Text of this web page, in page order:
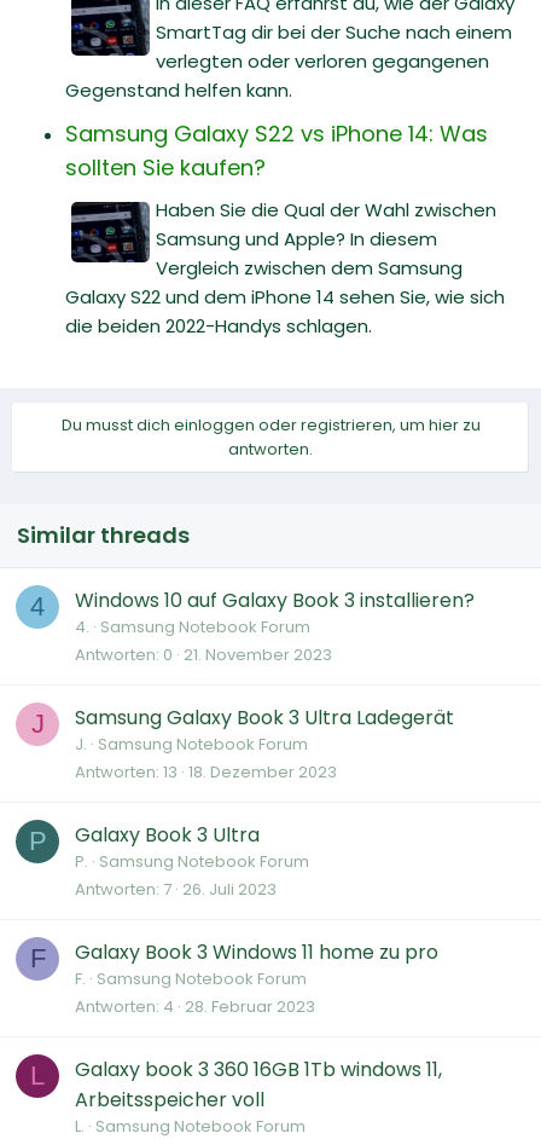
SmartTag dir bei der Suche nach einem
verlegten oder verloren gegangenen
Gegenstand helfen kann.
Samsung Galaxy S22 vs iPhone 14: Was
sollten Sie kaufen?
Haben Sie die Qual der Wahl zwischen
Samsung und Apple? In diesem
Vergleich zwischen dem Samsung
Galaxy S22 und dem iPhone 14 sehen Sie, wie sich
die beiden 2022-Handys schlagen.
Du musst dich einloggen oder registrieren, um hier zu
antworten.
Similar threads
4 Windows 10 auf Galaxy Book 3 installieren?
4. Samsung Notebook Forum
Antworten 0 21. November 2023
J Samsung Galaxy Book 3 Ultra Ladegerät
J. Samsung Notebook Forum
Antworten 13 18. Dezember 2023
P Galaxy Book 3 Ultra
P. Samsung Notebook Forum
Antworten 7 26. Juli 2023
F Galaxy Book 3 Windows 11 home zu pro
F. Samsung Notebook Forum
Antworten 4 28. Februar 2023
L
Galaxy book 3 360 16GB 1Tb windows 11,
Arbeitsspeicher voll
L. Samsung Notebook Forum